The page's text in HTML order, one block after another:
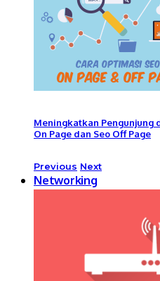
Meningkatkan Pengunjung
On Page dan Seo Off Page
Previous Next
Networking